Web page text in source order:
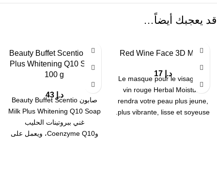
قد يعجبك أيضاً…
Red Wine Face 3D Mask
د.إ 17
Le masque pour le visage au
vin rouge Herbal Moisture
rendra votre peau plus jeune,
plus vibrante, lisse et soyeuse.
Beauty Buffet Scentio Milk
Plus Whitening Q10 Soap
100 g
د.إ 43
صابون Beauty Buffet Scentio
Milk Plus Whitening Q10 Soap
غني ببروتينات الحليب
وCoenzyme Q10، ويعمل على